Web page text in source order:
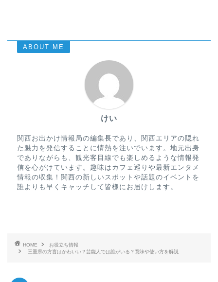
ABOUT ME
けい
関西お出かけ情報局の編集長であり、関西エリアの隠れ
た魅力を発信することに情熱を注いでいます。地元出身
でありながらも、観光客目線でも楽しめるような情報発
信を心がけています。趣味はカフェ巡りや最新エンタメ
情報の収集！関西の新しいスポットや話題のイベントを
誰よりも早くキャッチして皆様にお届けします。
HOME
お役立ち情報
三重県の方言はかわいい？芸能人では誰がいる？意味や使い方を解説